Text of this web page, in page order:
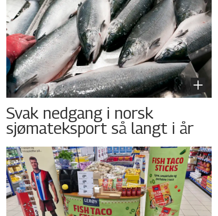
Svak nedgang i norsk
sjømateksport så langt i år